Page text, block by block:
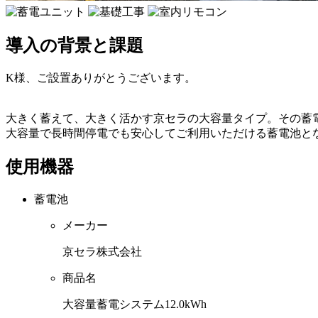
導入の背景と課題
K様、ご設置ありがとうございます。
大きく蓄えて、大きく活かす京セラの大容量タイプ。その
大容量で長時間停電でも安心してご利用いただける蓄電池と
使用機器
蓄電池
メーカー
京セラ株式会社
商品名
大容量蓄電システム12.0kWh